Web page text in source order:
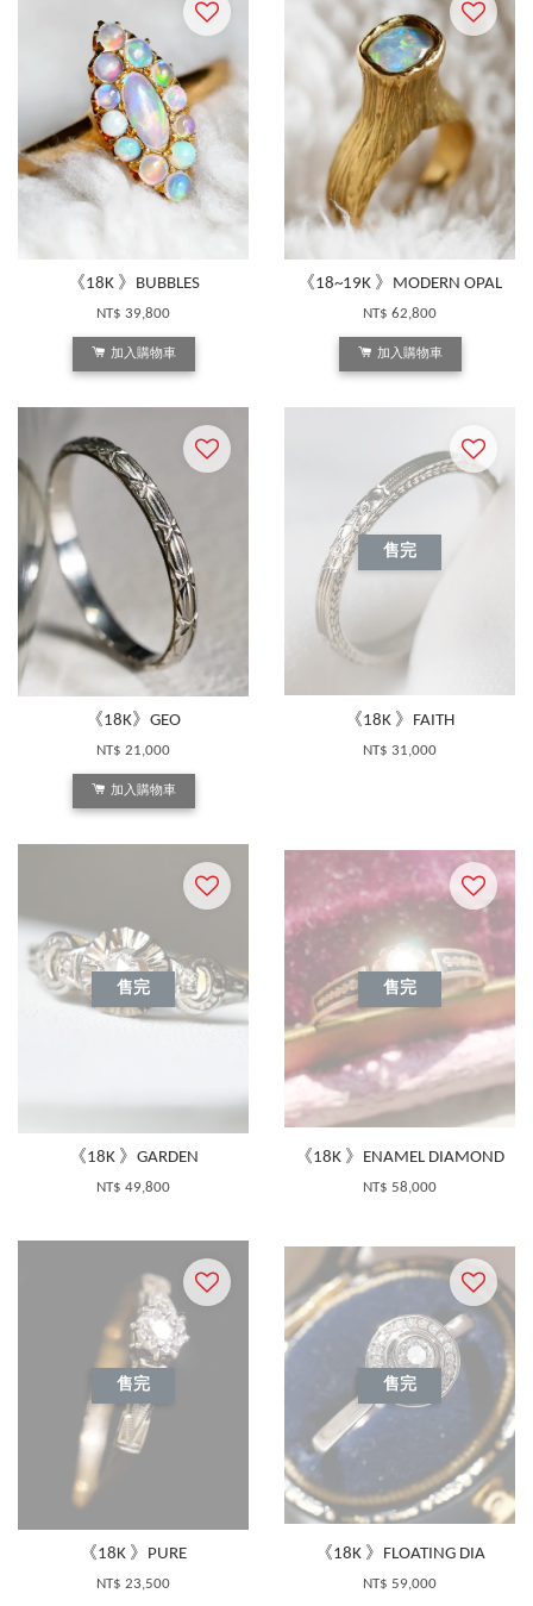
《18K 》BUBBLES
NT$ 39,800
加入購物車
《18~19K 》MODERN OPAL
NT$ 62,800
加入購物車
《18K》GEO
NT$ 21,000
加入購物車
售完
《18K 》FAITH
NT$ 31,000
售完
《18K 》GARDEN
NT$ 49,800
售完
《18K 》ENAMEL DIAMOND
NT$ 58,000
售完
《18K 》PURE
NT$ 23,500
售完
《18K 》FLOATING DIA
NT$ 59,000